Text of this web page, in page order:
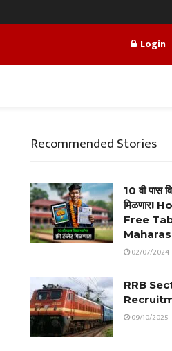
Login
Recommended Stories
10 वी पास
मिळणार!
Free
02/07/2024
RRB
09/10/2025